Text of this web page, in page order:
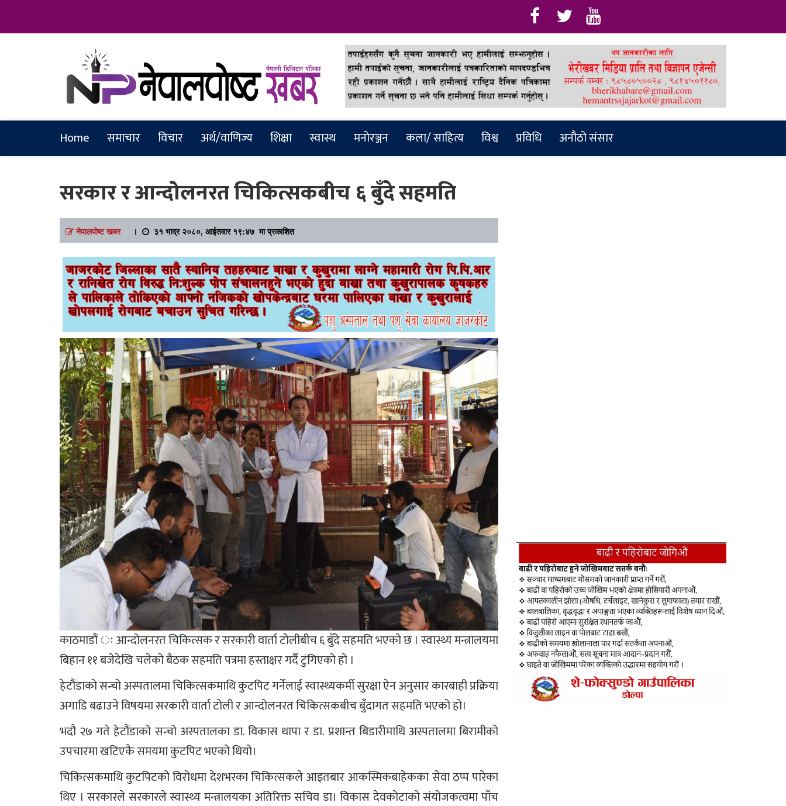
Nepalpostkhabar
Home समाचार विचार अर्थ/वाणिज्य शिक्षा स्वास्थ मनाेरञ्जन कला/ साहित्य विश्व प्रविधि अनौठो संसार
सरकार र आन्दोलनरत चिकित्सकबीच ६ बुँदे सहमति
नेपालपोष्ट खबर। ३१ भाद्र २०८०, आईतवार १९:४७ मा प्रकाशित
काठमाडौं ः आन्दोलनरत चिकित्सक र सरकारी वार्ता टोलीबीच ६ बुँदे सहमति भएको छ । स्वास्थ्य मन्त्रालयमा
बिहान ११ बजेदेखि चलेको बैठक सहमति पत्रमा हस्ताक्षर गर्दै टुंगिएको हो ।
हेटौंडाको सन्चो अस्पतालमा चिकित्सकमाथि कुटपिट गर्नेलाई स्वास्थ्यकर्मी सुरक्षा ऐन अनुसार कारबाही प्रक्रिया
अगाडि बढाउने विषयमा सरकारी वार्ता टोली र आन्दोलनरत चिकित्सकबीच बुँदागत सहमति भएको हो।
भदौ २७ गते हेटौंडाको सन्चो अस्पतालका डा. विकास थापा र डा. प्रशान्त बिडारीमाथि अस्पतालमा बिरामीको
उपचारमा खटिएकै समयमा कुटपिट भएको थियो।
चिकित्सकमाथि कुटपिटको विरोधमा देशभरका चिकित्सकले आइतबार आकस्मिकबाहेकका सेवा ठप्प पारेका
थिए । सरकारले सरकारले स्वास्थ्य मन्त्रालयका अतिरिक्त सचिव डा। विकास देवकोटाको संयोजकत्वमा पाँच